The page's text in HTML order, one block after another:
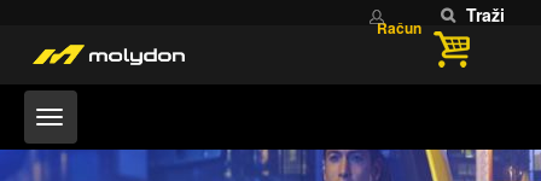
Račun
Traži